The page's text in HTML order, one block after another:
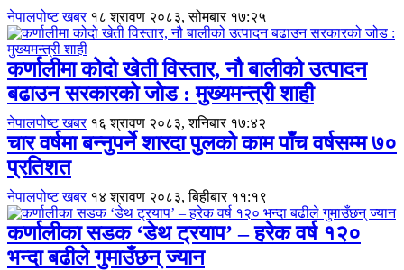
नेपालपोष्ट खबर १८ श्रावण २०८३, सोमबार १७:२५
कर्णालीमा कोदो खेती विस्तार, नौ बालीको उत्पादन
बढाउन सरकारको जोड : मुख्यमन्त्री शाही
नेपालपोष्ट खबर १६ श्रावण २०८३, शनिबार १७:४२
चार वर्षमा बन्नुपर्ने शारदा पुलको काम पाँच वर्षसम्म ७०
प्रतिशत
नेपालपोष्ट खबर १४ श्रावण २०८३, बिहीबार ११:१९
कर्णालीका सडक ‘डेथ ट्रयाप’ – हरेक वर्ष १२०
भन्दा बढीले गुमाउँछन् ज्यान